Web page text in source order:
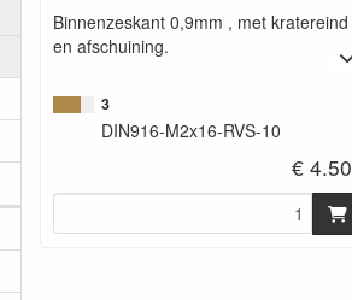
Binnenzeskant 0,9mm , met kratereind
en afschuining.
3
DIN916-M2x16-RVS-10
€ 4.50